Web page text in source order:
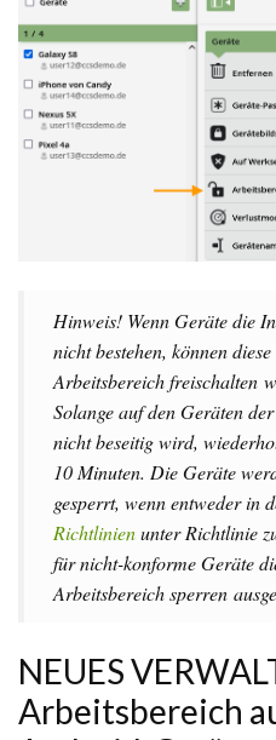
Hinweis! Wenn Geräte die
nicht bestehen, können
Arbeitsbereich freischalten
Solange auf den Geräten
nicht beseitig wird,
10 Minuten. Die Geräte
gesperrt, wenn entweder in
RichtlinienunterRichtlinie
für nicht-konforme Geräte
Arbeitsbereich sperren
NEUES
Arbeitsbereich